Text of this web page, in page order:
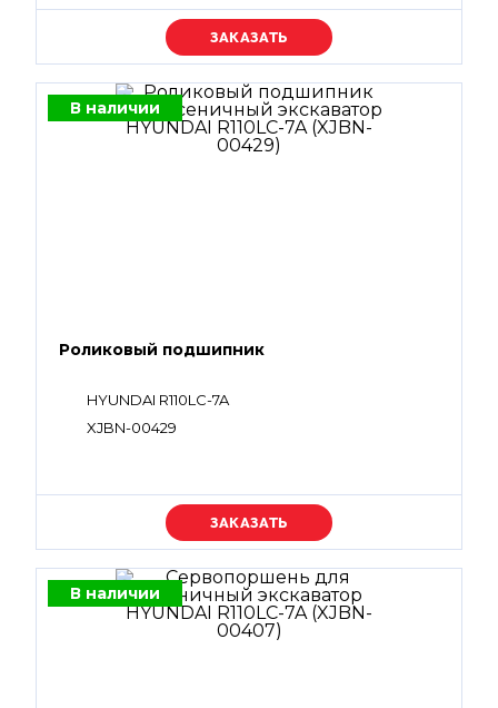
Уточняйте цену
В наличии
Роликовый подшипник
HYUNDAI R110LC-7A
XJBN-00429
Уточняйте цену
В наличии